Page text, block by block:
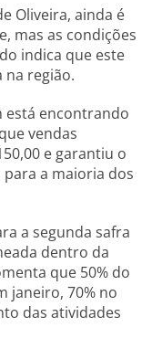
Oliveira, ainda é
mas as condições
indica que este
região.
está encontrando
vendas
e garantiu o
a maioria dos
a segunda safra
dentro da
que 50% do
janeiro, 70% no
das atividades